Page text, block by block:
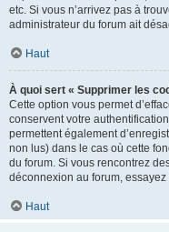
etc. Si vous n’arrivez pas à
administrateur du forum ait
Haut
À quoi sert « Supprimer les
Cette option vous permet
conservent votre
permettent également
non lus) dans le cas où cette
du forum. Si vous rencontrez
déconnexion au forum,
Haut